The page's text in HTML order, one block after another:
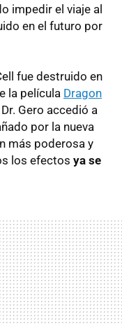
impedir el viaje al
en el futuro por
fue destruido en
la película Dragon
Gero accedió a
por la nueva
más poderosa y
los efectos ya se